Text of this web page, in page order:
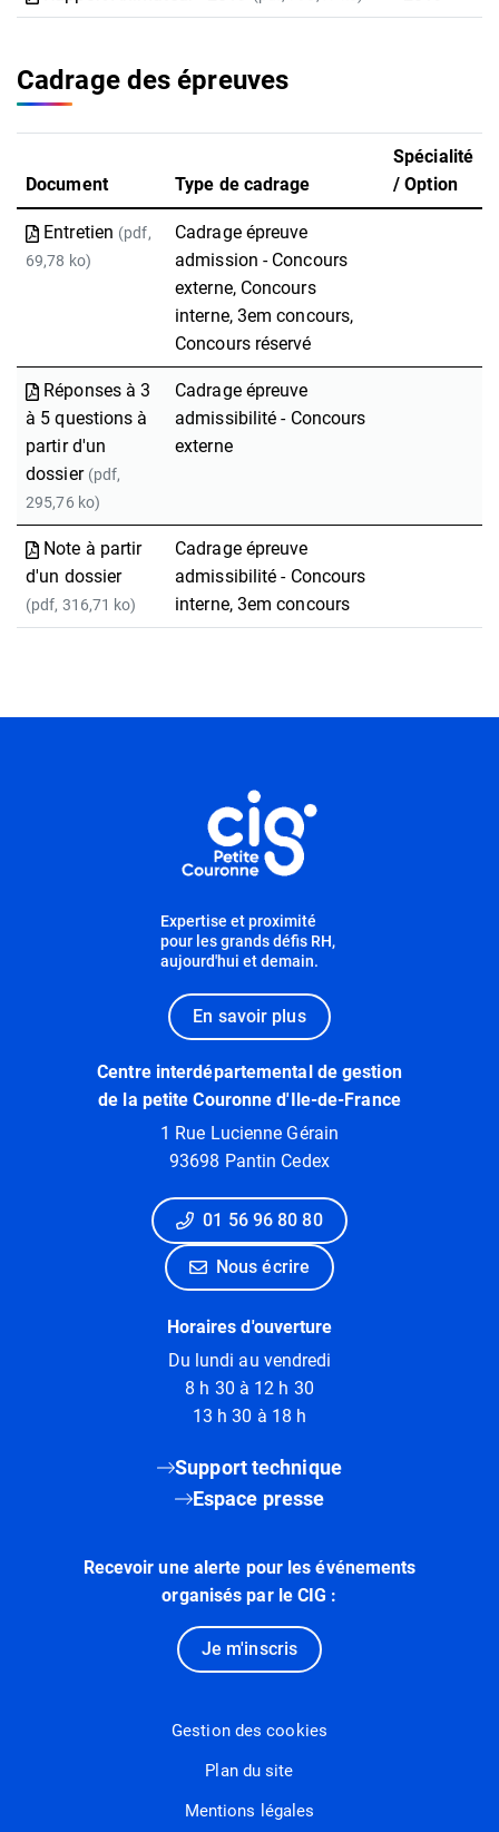
Cadrage des épreuves
Document Type de cadrage
Spécialité
/ Option
Entretien (pdf,
69,78 ko)
Cadrage épreuve
admission - Concours
externe, Concours
interne, 3em concours,
Concours réservé
Réponses à 3
à 5 questions à
partir d'un
dossier (pdf,
295,76 ko)
Cadrage épreuve
admissibilité - Concours
externe
Note à partir
d'un dossier
(pdf, 316,71 ko)
Cadrage épreuve
admissibilité - Concours
interne, 3em concours
Expertise et proximité
pour les grands défis RH,
aujourd'hui et demain.
En savoir plus
Centre interdépartemental de gestion
de la petite Couronne d'Ile-de-France
1 Rue Lucienne Gérain
93698 Pantin Cedex
01 56 96 80 80
Nous écrire
Horaires d'ouverture
Du lundi au vendredi
8 h 30 à 12 h 30
13 h 30 à 18 h
Support technique
Espace presse
Recevoir une alerte pour les événements
organisés par le CIG :
Je m'inscris
Gestion des cookies
Plan du site
Mentions légales